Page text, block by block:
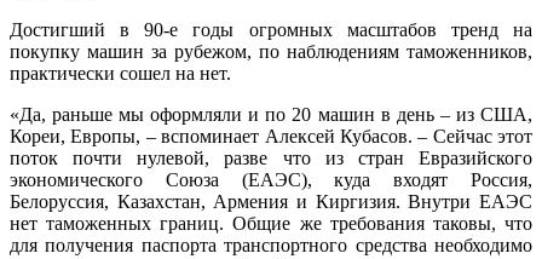
Достигший в 90-е годы огромных масштабов тренд на
покупку машин за рубежом, по наблюдениям таможенников,
практически сошел на нет.
«Да, раньше мы оформляли и по 20 машин в день – из США,
Кореи, Европы, – вспоминает Алексей Кубасов. – Сейчас этот
поток почти нулевой, разве что из стран Евразийского
экономического Союза (ЕАЭС), куда входят Россия,
Белоруссия, Казахстан, Армения и Киргизия. Внутри ЕАЭС
нет таможенных границ. Общие же требования таковы, что
для получения паспорта транспортного средства необходимо